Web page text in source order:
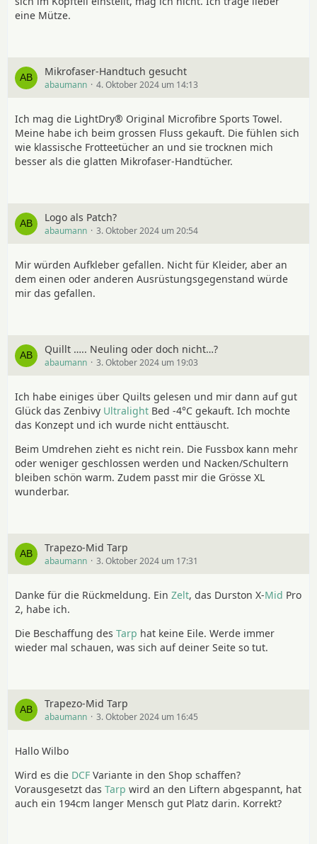
eine Mütze.
Mikrofaser-Handtuch gesucht
abaumann 4. Oktober 2024 um 14:13
Ich mag die LightDry® Original Microfibre Sports Towel.
Meine habe ich beim grossen Fluss gekauft. Die fühlen sich
wie klassische Frotteetücher an und sie trocknen mich
besser als die glatten Mikrofaser-Handtücher.
Logo als Patch?
abaumann 3. Oktober 2024 um 20:54
Mir würden Aufkleber gefallen. Nicht für Kleider, aber an
dem einen oder anderen Ausrüstungsgegenstand würde
mir das gefallen.
Quillt ….. Neuling oder doch nicht…?
abaumann 3. Oktober 2024 um 19:03
Ich habe einiges über Quilts gelesen und mir dann auf gut
Glück das Zenbivy Ultralight Bed -4°C gekauft. Ich mochte
das Konzept und ich wurde nicht enttäuscht.
Beim Umdrehen zieht es nicht rein. Die Fussbox kann mehr
oder weniger geschlossen werden und Nacken/Schultern
bleiben schön warm. Zudem passt mir die Grösse XL
wunderbar.
Trapezo-Mid Tarp
abaumann 3. Oktober 2024 um 17:31
Danke für die Rückmeldung. Ein Zelt, das Durston X-Mid Pro
2, habe ich.
Die Beschaffung des Tarp hat keine Eile. Werde immer
wieder mal schauen, was sich auf deiner Seite so tut.
Trapezo-Mid Tarp
abaumann 3. Oktober 2024 um 16:45
Hallo Wilbo
Wird es die DCF Variante in den Shop schaffen?
Vorausgesetzt das Tarp wird an den Liftern abgespannt, hat
auch ein 194cm langer Mensch gut Platz darin. Korrekt?